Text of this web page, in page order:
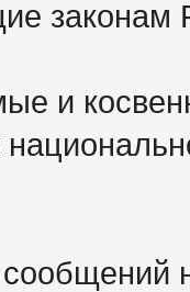
законам
и